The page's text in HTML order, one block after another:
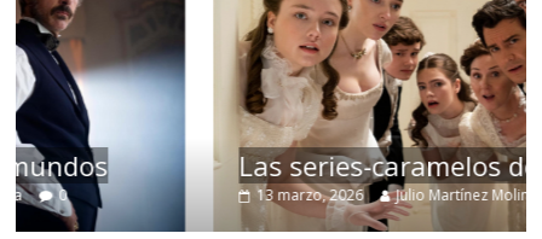
Las series-caramelos de Shondaland
13 marzo, 2026 Julio Martínez Molina 0